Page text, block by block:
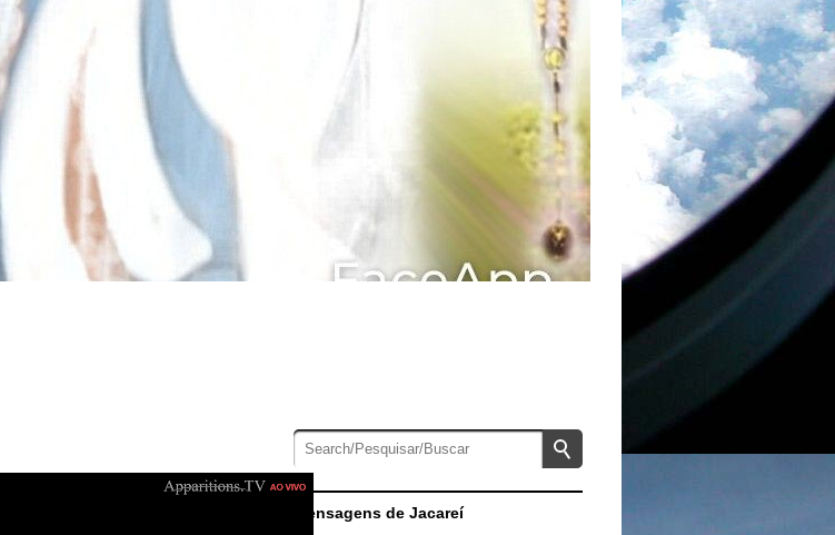
Mensagens de Jacareí